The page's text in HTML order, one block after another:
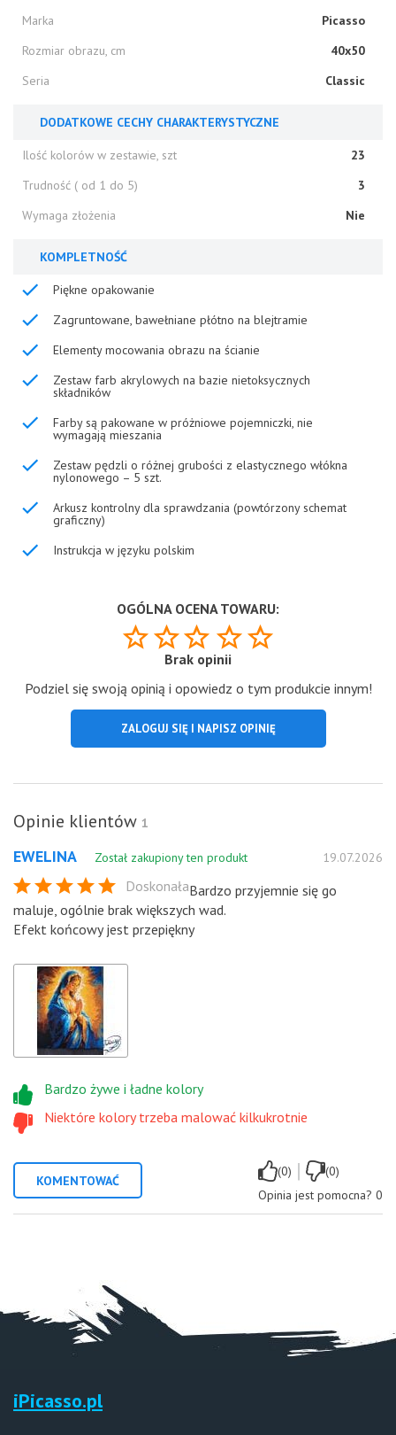
Marka
Picasso
Rozmiar obrazu, cm
40x50
Seria
Classic
DODATKOWE CECHY CHARAKTERYSTYCZNE
Ilość kolorów w zestawie, szt
23
Trudność ( od 1 do 5)
3
Wymaga złożenia
Nie
KOMPLETNOŚĆ
Piękne opakowanie
Zagruntowane, bawełniane płótno na blejtramie
Elementy mocowania obrazu na ścianie
Zestaw farb akrylowych na bazie nietoksycznych
składników
Farby są pakowane w próżniowe pojemniczki, nie
wymagają mieszania
Zestaw pędzli o różnej grubości z elastycznego włókna
nylonowego – 5 szt.
Arkusz kontrolny dla sprawdzania (powtórzony schemat
graficzny)
Instrukcja w języku polskim
OGÓLNA OCENA TOWARU:
Brak opinii
Podziel się swoją opinią i opowiedz o tym produkcie innym!
ZALOGUJ SIĘ I NAPISZ OPINIĘ
Opinie klientów 1
EWELINA Został zakupiony ten produkt 19.07.2026
DoskonałaBardzo przyjemnie się go
maluje, ogólnie brak większych wad.
Efekt końcowy jest przepiękny
Niektóre kolory trzeba malować kilkukrotnie
Bardzo żywe i ładne kolory
KOMENTOWAĆ
(0) |
(0)
Opinia jest pomocna? 0
iPicasso.pl